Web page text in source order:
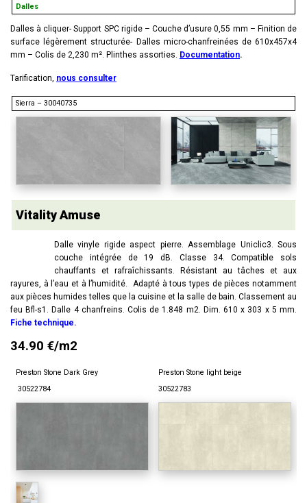
Dalles
Dalles à cliquer- Support SPC rigide – Couche d’usure 0,55 mm – Finition de
surface légèrement structurée- Dalles micro-chanfreinées de 610x457x4
mm – Colis de 2,230 m². Plinthes assorties. Documentation.
Tarification, nous consulter
Sierra – 30040735
Vitality Amuse
Dalle vinyle rigide aspect pierre. Assemblage Uniclic3. Sous
couche intégrée de 19 dB. Classe 34. Compatible sols
chauffants et rafraîchissants. Résistant au tâches et aux
rayures, à l’eau et à l’humidité. Adapté à tous types de pièces notamment
aux pièces humides telles que la cuisine et la salle de bain. Classement au
feu Bfl-s1. Dalle 4 chanfreins. Colis de 1.848 m2. Dim. 610 x 303 x 5 mm.
Fiche technique.
34.90 €/m2
Preston Stone Dark Grey
Preston Stone light beige
30522784
30522783